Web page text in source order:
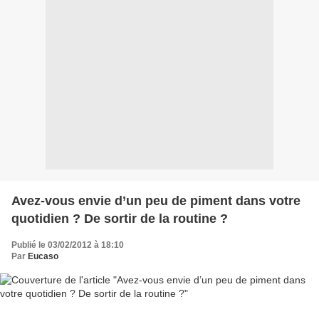
Avez-vous envie d’un peu de piment dans votre
quotidien ? De sortir de la routine ?
Publié le 03/02/2012 à 18:10
Par Eucaso